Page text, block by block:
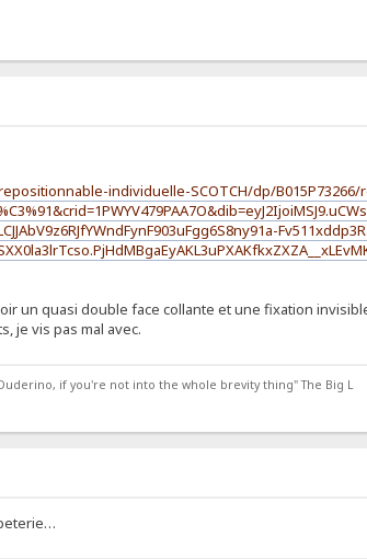
individuelle-SCOTCH/dp/B015P73266/
un quasi double face collante et une fixation
je vis pas mal avec.
if you're not into the whole brevity thing" The Big L